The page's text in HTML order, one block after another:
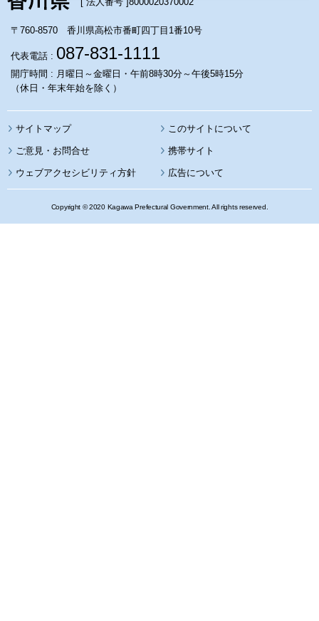
〒760-8570 香川県高松市番町四丁目1番10号
代表電話 : 087-831-1111
開庁時間 : 月曜日～金曜日・午前8時30分～午後5時15分
（休日・年末年始を除く）
サイトマップ このサイトについて
携帯サイト
ウェブアクセシビリティ方針 広告について
Copyright © 2020 Kagawa Prefectural Government. All rights reserved.